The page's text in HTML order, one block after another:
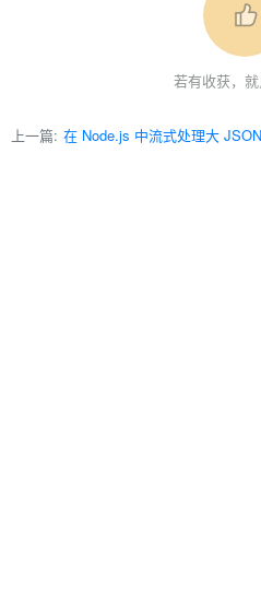
若有收获，
上一篇: 在 Node.js 中流式处理大